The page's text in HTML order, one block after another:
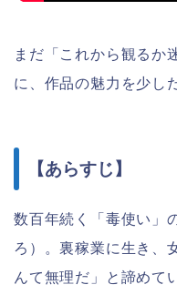
まだ「これから観るか
に、作品の魅力を少し
【あらすじ】
数百年続く「毒使い」
ろ）。裏稼業に生き、
んて無理だ」と諦めて